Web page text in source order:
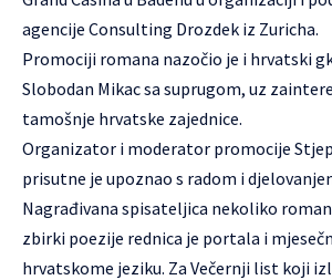
agencije Consulting Drozdek iz Zuricha.
Promociji romana nazočio je i hrvatski
Slobodan Mikac sa suprugom, uz
tamošnje hrvatske zajednice.
Organizator i moderator promocije
prisutne je upoznao s radom i
Nagrađivana spisateljica nekoliko
zbirki poezije rednica je portala i
hrvatskome jeziku. Za Večernji list koji